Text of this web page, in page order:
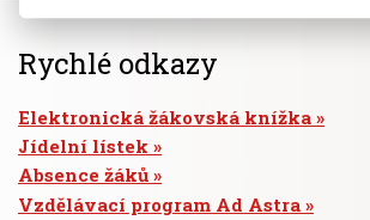
Rychlé odkazy
Elektronická žákovská knížka
Jídelní lístek
Absence žáků
Vzdělávací program Ad Astra